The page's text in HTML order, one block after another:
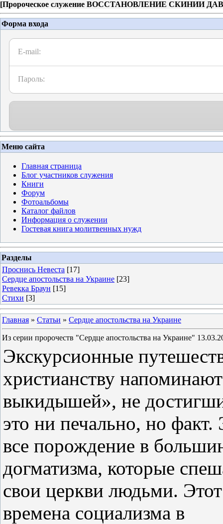
[Пророческое служение ВОССТАНОВЛЕНИЕ СКИНИИ
Форма входа
E-mail:
Пароль:
Меню сайта
Главная страница
Блог участников служения
Книги
Форум
Фотоальбомы
Каталог файлов
Информация о служении
Гостевая книга молитвенных нужд
Разделы
Проснись Невеста [17]
Сердце апостольства на Украине [23]
Ревекка Браун [15]
Стихи [3]
Главная » Статьи » Сердце апостольства на Украине
Из серии пророчеств "Сердце апостольства на Украине"
Экскурсионные
христианству
выкидышей», не
это ни печально, но факт.
все порождение в
догматизма, которые
свои церкви людьми.
времена социализма в